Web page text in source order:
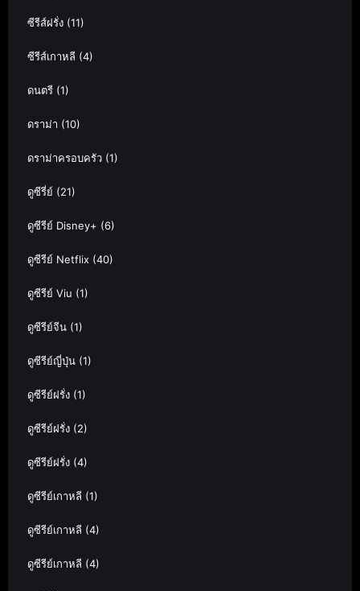
ซีรีส์ฝรั่ง (11)
ซีรีส์เกาหลี (4)
ดนตรี (1)
ดราม่า (10)
ดราม่าครอบครัว (1)
ดูซีรี่ย์ (21)
ดูซีรีย์ Disney+ (6)
ดูซีรีย์ Netflix (40)
ดูซีรีย์ Viu (1)
ดูซีรีย์จีน (1)
ดูซีรีย์ญี่ปุ่น (1)
ดูซีรีย์ฝรั่ง (1)
ดูซีรีย์ฝรั่ง (2)
ดูซีรีย์ฝรั่ง (4)
ดูซีรีย์เกาหลี (1)
ดูซีรีย์เกาหลี (4)
ดูซีรีย์เกาหลี (4)